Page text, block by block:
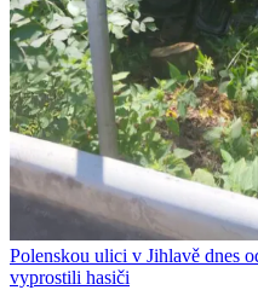
Polenskou ulici v Jihlavě dnes
vyprostili hasiči